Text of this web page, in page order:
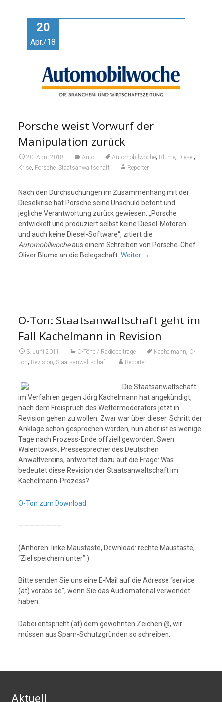
Video20
Apr./18
Porsche weist Vorwurf der
Manipulation zurück
20. April 2018 Auto Automobilwoche, Blume, Diesel ,
Krise, Porsche, Staatsanwaltschaft Reporter
Nach den Durchsuchungen im Zusammenhang mit der
Dieselkrise hat Porsche seine Unschuld betont und
jegliche Verantwortung zurück gewiesen. „Porsche
entwickelt und produziert selbst keine Diesel-Motoren
und auch keine Diesel-Software“, zitiert die
Automobilwocheaus einem Schreiben von Porsche-Chef
Oliver Blume an die Belegschaft. Weiter →
O-Ton: Staatsanwaltschaft geht im
Fall Kachelmann in Revision
3. Juni 2011 O-Töne / Radiobeiträge Kachelmann, O-
Ton, Revision, Staatsanwaltschaft Reporter
Die Staatsanwaltschaft
im Verfahren gegen Jörg Kachelmann hat angekündigt,
nach dem Freispruch des Wettermoderators jetzt in
Revision gehen zu wollen. Zwar war über diesen Schritt der
Anklage schon gesprochen worden, nun aber ist es wenige
Tage nach Prozess-Ende offziell geworden. Swen
Walentowski, Pressesprecher des Deutschen
Anwaltvereins, antwortet dazu auf die Frage: Was
bedeutet diese Revision der Staatsanwaltschaft im
Kachelmann-Prozess?
O-Ton zum Download
————————
(Anhören: linke Maustaste, Download: rechte Maustaste,
“Ziel speichern unter” )
Bitte senden Sie uns eine E-Mail auf die Adresse “service
(at) vorabs.de”, wenn Sie das Audiomaterial verwendet
haben.
Dabei entspricht (at) dem gewohnten Zeichen @, wir
müssen aus Spam-Schutzgründen so schreiben.
Aktuell